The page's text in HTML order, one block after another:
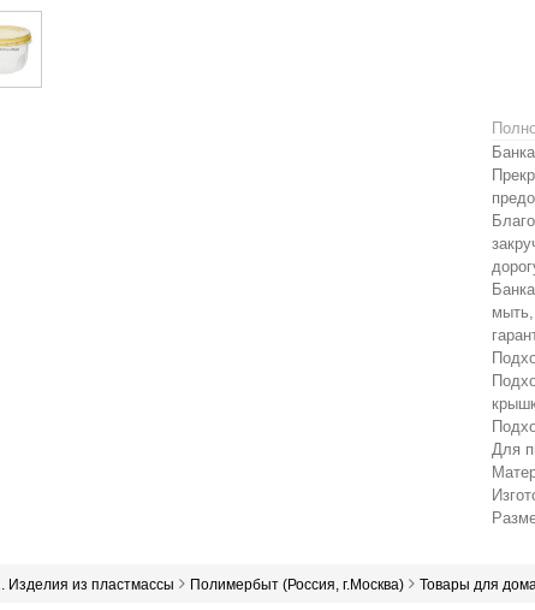
Для
Изделия из пластмассы Полимербыт (Россия, г.Москва) Товары для дома